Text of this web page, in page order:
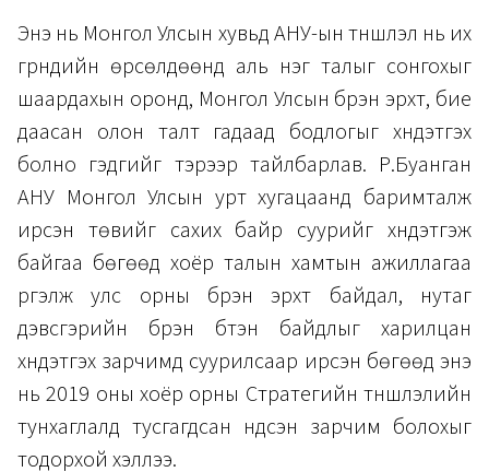
Энэ нь Монгол Улсын хувьд АНУ-ын түншлэл нь их
гүрнүүдийн өрсөлдөөнд аль нэг талыг сонгохыг
шаардахын оронд, Монгол Улсын бүрэн эрхт, бие
даасан олон талт гадаад бодлогыг хүндэтгэх
болно гэдгийг тэрээр тайлбарлав. Р.Буанган
АНУ Монгол Улсын урт хугацаанд баримталж
ирсэн төвийг сахих байр суурийг хүндэтгэж
байгаа бөгөөд хоёр талын хамтын ажиллагаа
үргэлж улс орны бүрэн эрхт байдал, нутаг
дэвсгэрийн бүрэн бүтэн байдлыг харилцан
хүндэтгэх зарчимд суурилсаар ирсэн бөгөөд энэ
нь 2019 оны хоёр орны Стратегийн түншлэлийн
тунхаглалд тусгагдсан үндсэн зарчим болохыг
тодорхой хэллээ.